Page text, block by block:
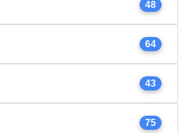
48
64
43
75